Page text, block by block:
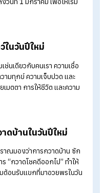
ใจ เพราะเชื่อว่าจะทำให้ตลอด
ชำรุดรับปีใหม่
ในบ้าน เช่น แก้ว จาน ชาม หรือ
มขัดแย้ง หรือปัญหาในความ
งผมในวันที่ 1 มกราคม